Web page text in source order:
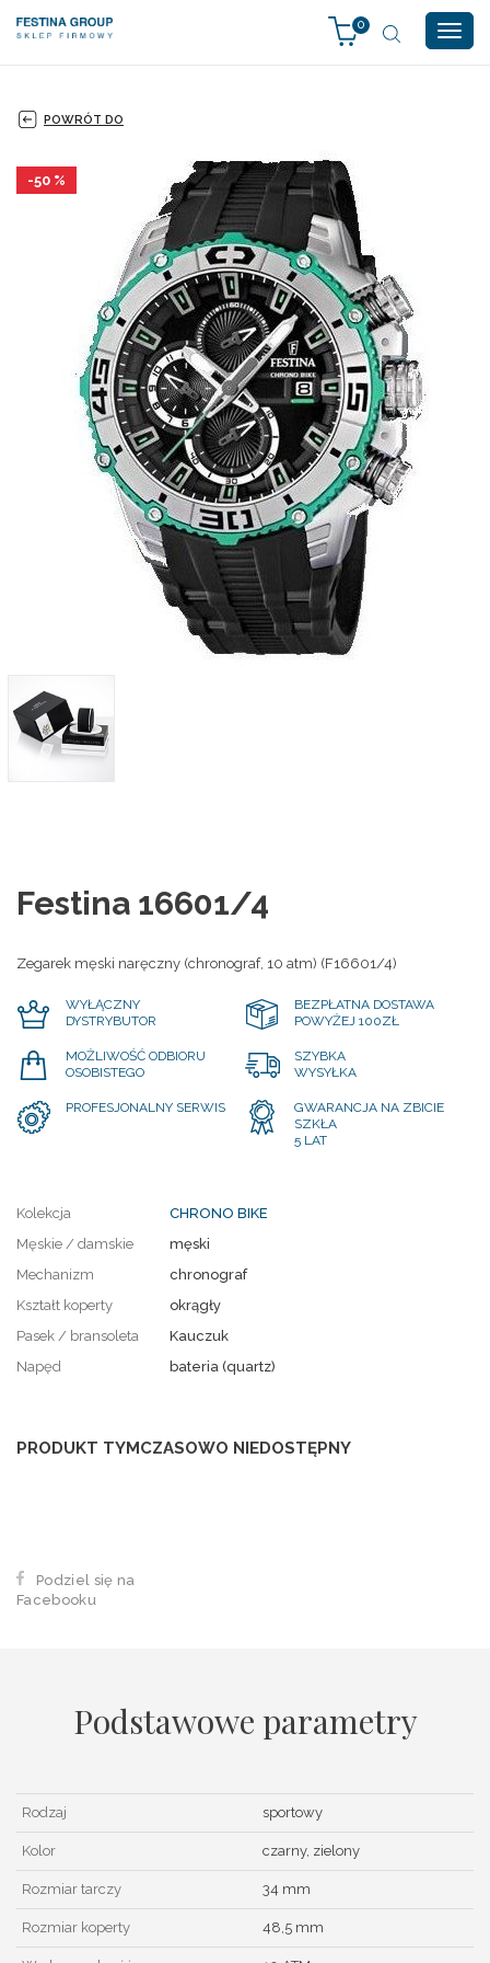
0
POWRÓT DO
-50 %
Festina 16601/4
Zegarek męski naręczny (chronograf, 10 atm) (F16601/4)
WYŁĄCZNY
DYSTRYBUTOR
BEZPŁATNA DOSTAWA
POWYŻEJ 100ZŁ
MOŻLIWOŚĆ ODBIORU
OSOBISTEGO
SZYBKA
WYSYŁKA
PROFESJONALNY SERWIS
GWARANCJA NA ZBICIE
SZKŁA
5 LAT
Kolekcja
CHRONO BIKE
Męskie / damskie
męski
Mechanizm
chronograf
Kształt koperty
okrągły
Pasek / bransoleta
Kauczuk
Napęd
bateria (quartz)
PRODUKT TYMCZASOWO NIEDOSTĘPNY
Podziel się na
Facebooku
Podstawowe parametry
Rodzaj sportowy
Kolor czarny, zielony
Rozmiar tarczy 34 mm
Rozmiar koperty 48,5 mm